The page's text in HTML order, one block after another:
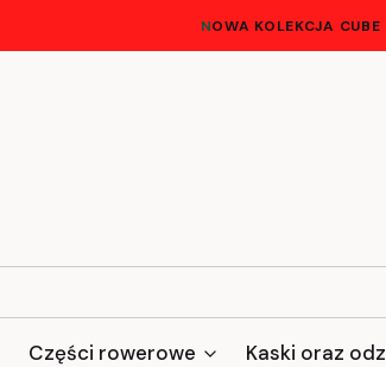
NOWA KOLEKCJA
Części rowerowe Kaski oraz